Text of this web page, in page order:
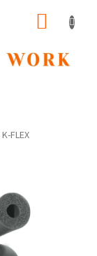
K-FLEX